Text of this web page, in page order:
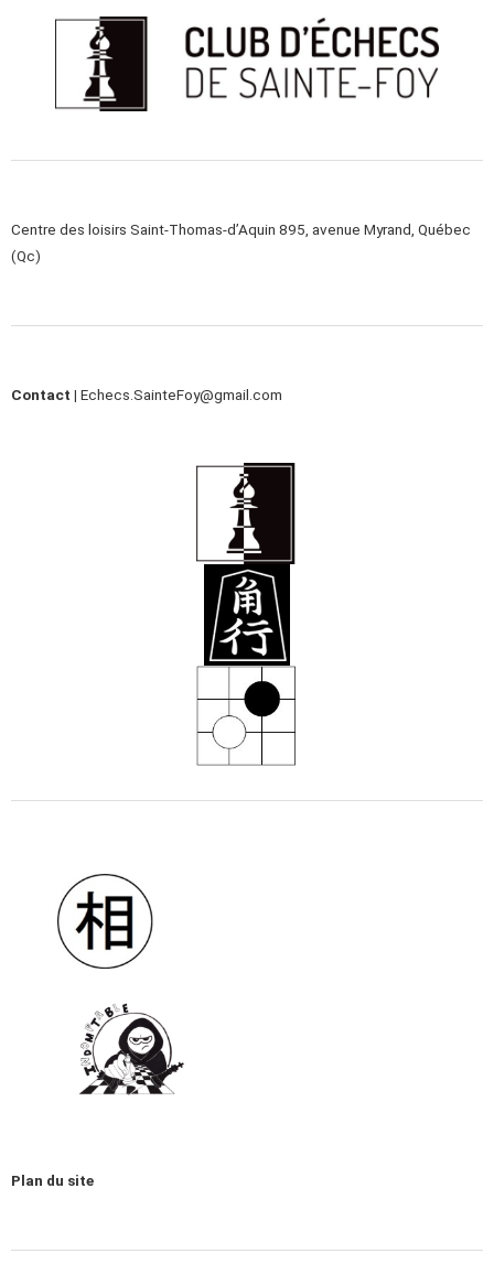
Centre des loisirs Saint-Thomas-d’Aquin 895, avenue Myrand, Québec
(Qc)
Contact | Echecs.SainteFoy@gmail.com
Plan du site